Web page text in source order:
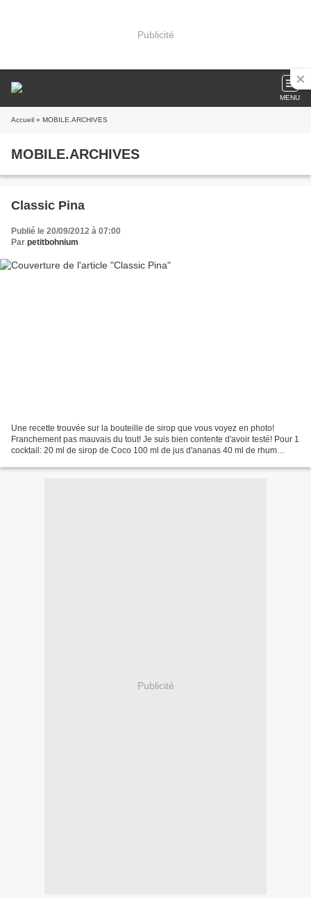
Publicité
MENU
Accueil » MOBILE.ARCHIVES
MOBILE.ARCHIVES
Classic Pina
Publié le 20/09/2012 à 07:00
Par petitbohnium
Une recette trouvée sur la bouteille de sirop que vous voyez en photo!
Franchement pas mauvais du tout! Je suis bien contente d'avoir testé! Pour 1
cocktail: 20 ml de sirop de Coco 100 ml de jus d'ananas 40 ml de rhum
Publicité